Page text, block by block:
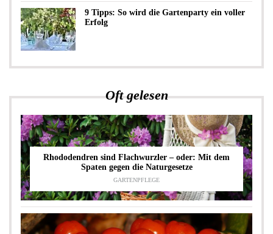
9 Tipps: So wird die Gartenparty ein voller
Erfolg
Oft gelesen
Rhododendren sind Flachwurzler – oder: Mit dem
Spaten gegen die Naturgesetze
GARTENPFLEGE